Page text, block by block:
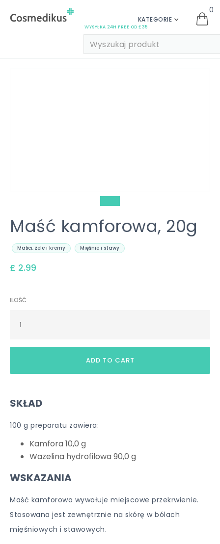
WYSYŁKA 24H FREE OD £35
KATEGORIE
0
Maść kamforowa, 20g
Maści, żele i kremy Mięśnie i stawy
£ 2.99
ILOŚĆ
SKŁAD
100 g preparatu zawiera:
Kamfora 10,0 g
Wazelina hydrofilowa 90,0 g
WSKAZANIA
Maść kamforowa wywołuje miejscowe przekrwienie.
Stosowana jest zewnętrznie na skórę w bólach
mięśniowych i stawowych.